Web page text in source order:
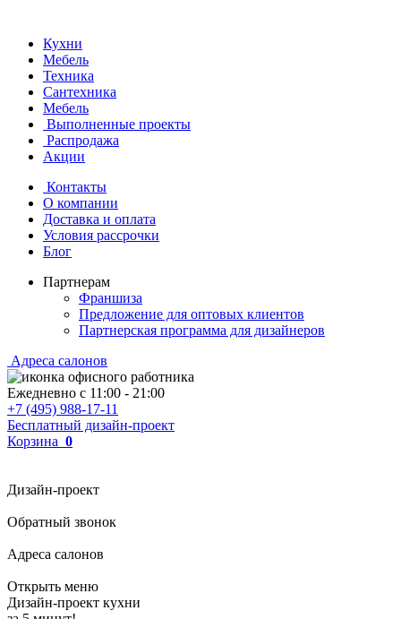
Кухни
Мебель
Техника
Сантехника
Мебель
Выполненные проекты
Распродажа
Акции
Контакты
О компании
Доставка и оплата
Условия рассрочки
Блог
Партнерам
Франшиза
Предложение для оптовых клиентов
Партнерская программа для дизайнеров
Адреса салонов
Ежедневно с 11:00 - 21:00
+7 (495) 988-17-11
Бесплатный дизайн-проект
Корзина 0
Дизайн-проект
Обратный звонок
Адреса салонов
Открыть меню
Дизайн-проект кухни